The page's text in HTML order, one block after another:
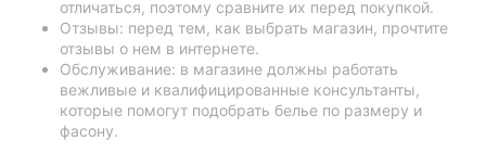
отличаться, поэтому сравните их перед покупкой.
Отзывы: перед тем, как выбрать магазин, прочтите
отзывы о нем в интернете.
Обслуживание: в магазине должны работать
вежливые и квалифицированные консультанты,
которые помогут подобрать белье по размеру и
фасону.